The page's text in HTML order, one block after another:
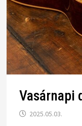
Vasárnapi
2025.05.03.